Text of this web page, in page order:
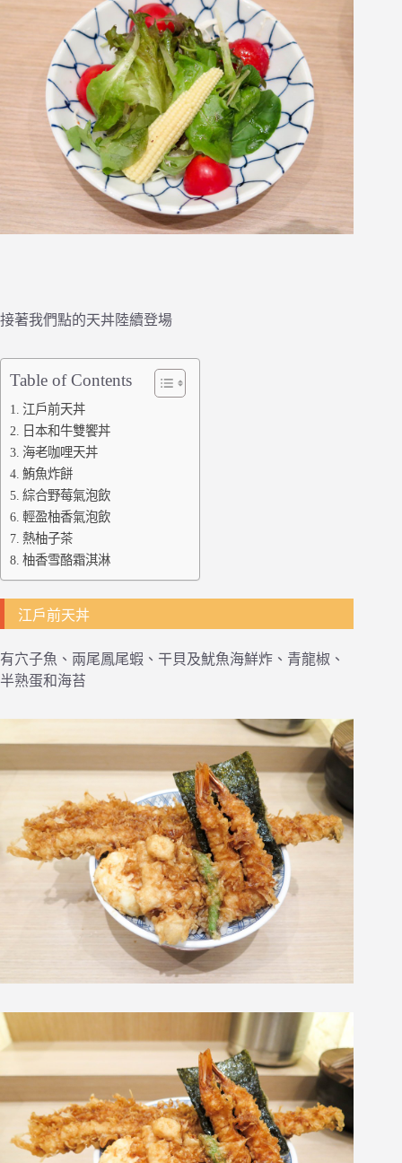
接著我們點的天丼陸續登場
Table of Contents
江戶前天丼
日本和牛雙饗丼
海老咖哩天丼
鮪魚炸餅
綜合野莓氣泡飲
輕盈柚香氣泡飲
熱柚子茶
柚香雪酪霜淇淋
江戶前天丼
有穴子魚、兩尾鳳尾蝦、干貝及魷魚海鮮炸、青龍椒、
半熟蛋和海苔